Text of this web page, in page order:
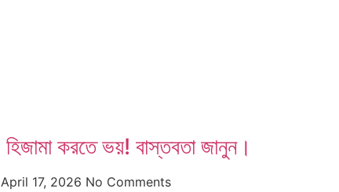
হিজামা করতে ভয়! বাস্তবতা জানুন।
April 17, 2026 No Comments